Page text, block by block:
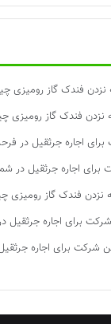
فندک گاز رومیزی
نزدن فندک گاز رومیزی
اجاره جرثقیل در
برای اجاره جرثقیل در
نزدن فندک گاز رومیزی
برای اجاره جرثقیل
شرکت برای اجاره